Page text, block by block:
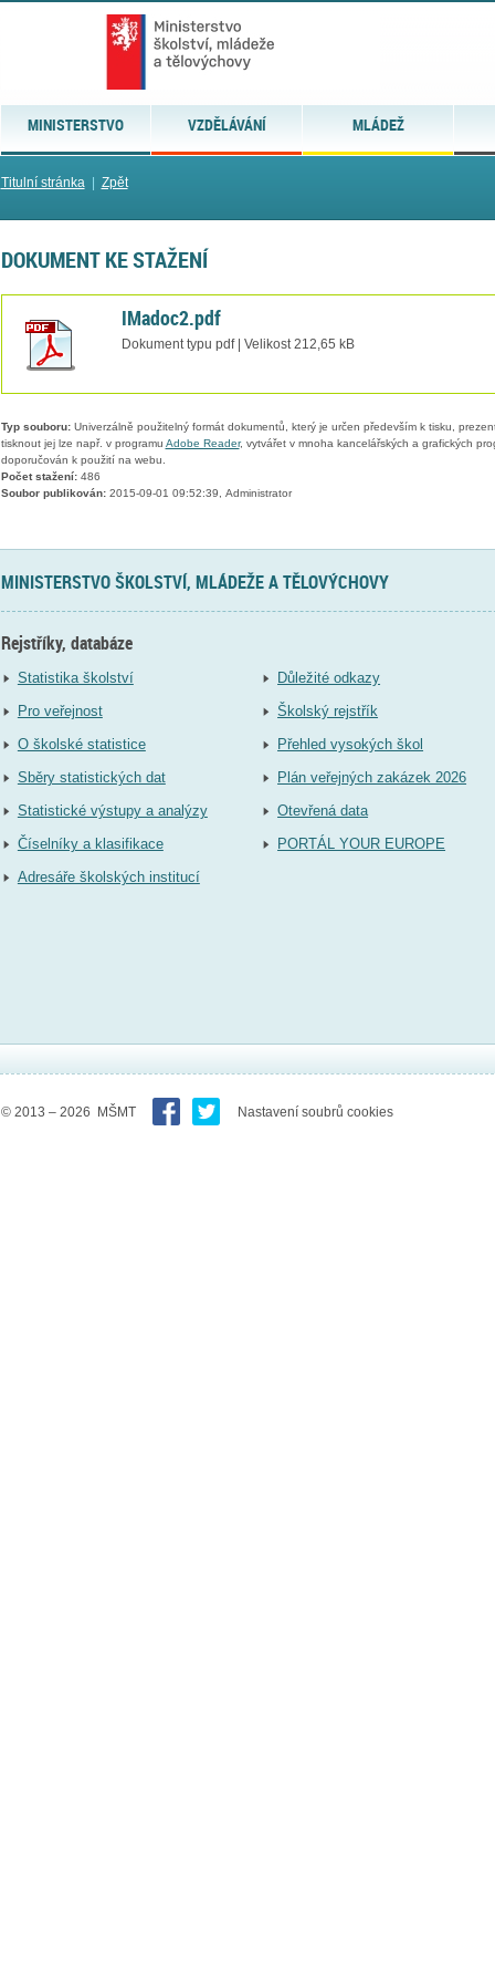
MINISTERSTVO VZDĚLÁVÁNÍ MLÁDEŽ
Titulní stránka| Zpět
DOKUMENT KE STAŽENÍ
IMadoc2.pdf
Dokument typu pdf | Velikost 212,65 kB
Typ souboru:Univerzálně použitelný formát dokumentů, který je určen především k tisku,
tisknout jej lze např. v programu Adobe Reader, vytvářet v mnoha kancelářských a grafických
doporučován k použití na webu.
Počet stažení:486
Soubor publikován:2015-09-01 09:52:39, Administrator
MINISTERSTVO ŠKOLSTVÍ, MLÁDEŽE A TĚLOVÝCHOVY
Rejstříky, databáze
Statistika školství
Pro veřejnost
O školské statistice
Sběry statistických dat
Statistické výstupy a analýzy
Číselníky a klasifikace
Adresáře školských institucí
Důležité odkazy
Školský rejstřík
Přehled vysokých škol
Plán veřejných zakázek 2026
Otevřená data
PORTÁL YOUR EUROPE
© 2013 – 2026 MŠMT Nastavení soubrů cookies